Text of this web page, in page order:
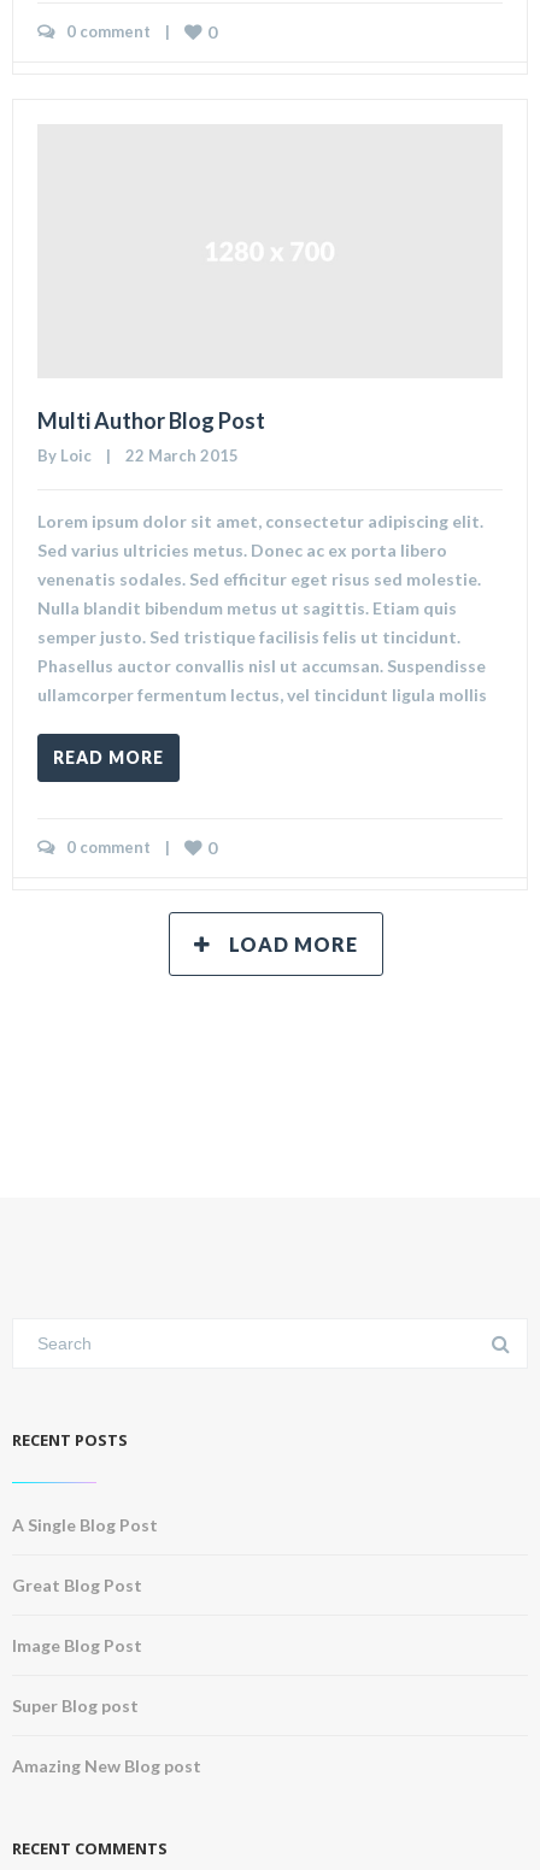
LOAD MORE
0 comment
    |
0
Multi Author Blog Post
By Loic
    |    22 March 2015
Lorem ipsum dolor sit amet, consectetur adipiscing elit.
Sed varius ultricies metus. Donec ac ex porta libero
venenatis sodales. Sed efficitur eget risus sed molestie.
Nulla blandit bibendum metus ut sagittis. Etiam quis
semper justo. Sed tristique facilisis felis ut tincidunt.
Phasellus auctor convallis nisl ut accumsan. Suspendisse
ullamcorper fermentum lectus, vel tincidunt ligula mollis
READ MORE
0 comment
    |
0
RECENT POSTS
A Single Blog Post
Great Blog Post
Image Blog Post
Super Blog post
Amazing New Blog post
RECENT COMMENTS